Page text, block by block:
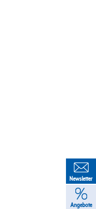
Newsletter
Angebote